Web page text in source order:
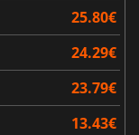
25.80€
24.29€
23.79€
13.43€